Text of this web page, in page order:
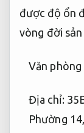
được độ ổn
vòng đời sản
Văn
Địa chỉ:
Phường